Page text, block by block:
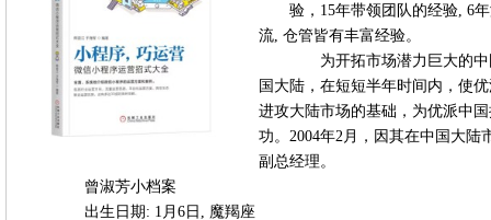
验，15年带领团队的经验, 6
流, 仓管皆有丰富经验。
为开拓市场潜力巨大的中
国大陆，在短短半年时间内，使
进攻大陆市场的基础，为优派中
功。2004年2月，因其在中国大
副总经理。
曾淑芳小档案
出生日期: 1月6日, 魔羯座